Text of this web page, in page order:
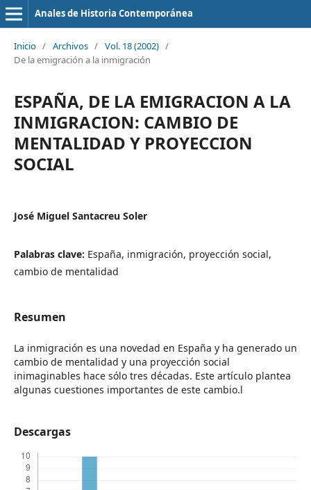
Anales de Historia Contemporánea
Inicio / Archivos / Vol. 18 (2002) /
De la emigración a la inmigración
ESPAÑA, DE LA EMIGRACION A LA
INMIGRACION: CAMBIO DE
MENTALIDAD Y PROYECCION
SOCIAL
José Miguel Santacreu Soler
Palabras clave: España, inmigración, proyección social,
cambio de mentalidad
Resumen
La inmigración es una novedad en España y ha generado un
cambio de mentalidad y una proyección social
inimaginables hace sólo tres décadas. Este artículo plantea
algunas cuestiones importantes de este cambio.l
Descargas